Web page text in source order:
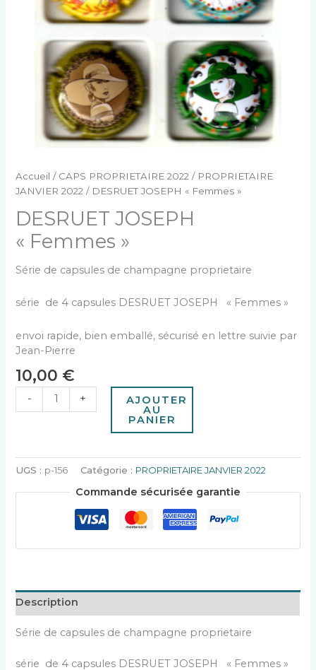
Accueil / CAPS PROPRIETAIRE 2022 / PROPRIETAIRE
JANVIER 2022 / DESRUET JOSEPH « Femmes »
DESRUET JOSEPH
« Femmes »
Série de capsules de champagne proprietaire
série de 4 capsules DESRUET JOSEPH « Femmes »
envoi rapide, bien emballé, sécurisé en lettre suivie par
Jean-Pierre
10,00 €
- + AJOUTER
AU
PANIER
UGS : p-156 Catégorie : PROPRIETAIRE JANVIER 2022
Commande sécurisée garantie
Description
Série de capsules de champagne proprietaire
série de 4 capsules DESRUET JOSEPH « Femmes »